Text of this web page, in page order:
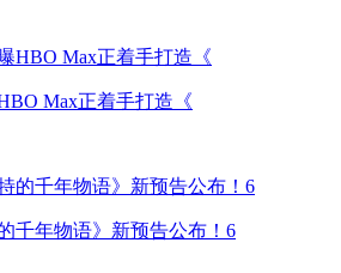
Max正着手打造《
千年物语》新预告公布！6